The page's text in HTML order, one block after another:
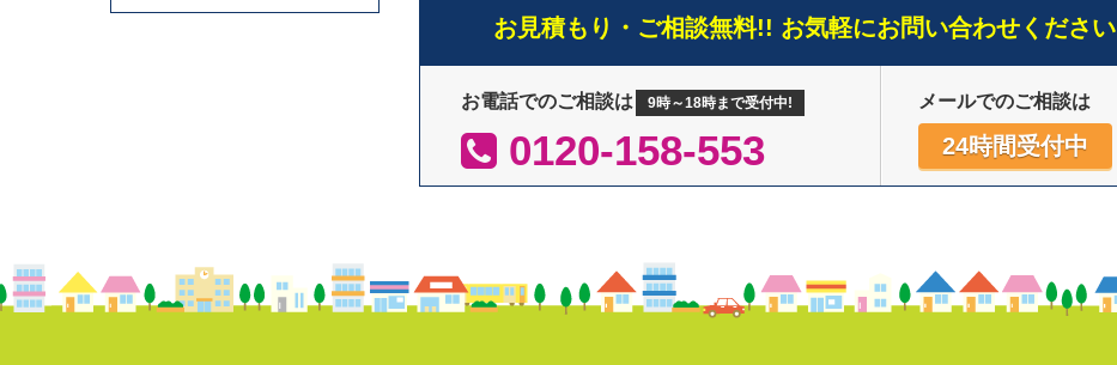
お見積もり・ご相談無料!! お気軽にお問い合わせください
お電話でのご相談は 9時～18時まで受付中!
0120-158-553
メールでのご相談は
24時間受付中